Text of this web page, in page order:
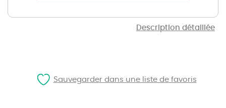
Description détaillée
Sauvegarder dans une liste de favoris